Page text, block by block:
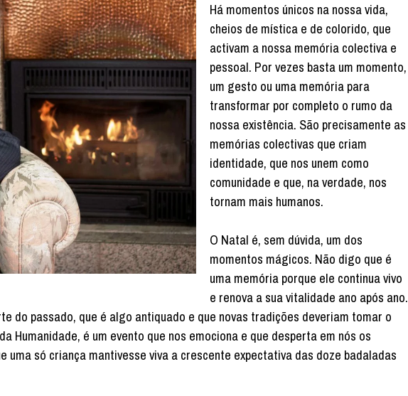
Há momentos únicos na nossa vida,
cheios de mística e de colorido, que
activam a nossa memória colectiva e
pessoal. Por vezes basta um momento,
um gesto ou uma memória para
transformar por completo o rumo da
nossa existência. São precisamente as
memórias colectivas que criam
identidade, que nos unem como
comunidade e que, na verdade, nos
tornam mais humanos.
O Natal é, sem dúvida, um dos
momentos mágicos. Não digo que é
uma memória porque ele continua vivo
e renova a sua vitalidade ano após ano.
do passado, que é algo antiquado e que novas tradições deveriam tomar o
Humanidade, é um evento que nos emociona e que desperta em nós os
só criança mantivesse viva a crescente expectativa das doze badaladas